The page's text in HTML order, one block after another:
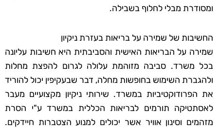
ומסודרת מבלי לחלוף בשבילה.
החשיבות של שמירה על בריאות בעזרת ניקיון
שמירה על הבריאות האישית והסביבתית היא חשיבות עליונה
בכל משרד. סביבה מזוהמת עלולה לגרום להפצת מחלות
ולהגברת השימוש בחופשות מחלה, דבר שבעקיפין יכול להוריד
את הפרודוקטיביות במשרד. שירותי ניקיון מקצועיים מעבר
לאסתטיקה תורמים לבריאות הכללית במשרד ע"י הסרת
מזהמים וסינון אוויר אשר יכולים למנוע הצטברות חיידקים.